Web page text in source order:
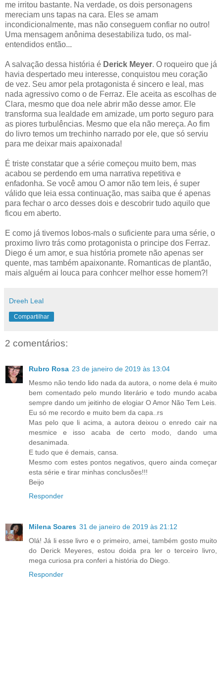
me irritou bastante. Na verdade, os dois personagens
mereciam uns tapas na cara. Eles se amam
incondicionalmente, mas não conseguem confiar no outro!
Uma mensagem anônima desestabiliza tudo, os mal-
entendidos então...
A salvação dessa história é Derick Meyer. O roqueiro que já
havia despertado meu interesse, conquistou meu coração
de vez. Seu amor pela protagonista é sincero e leal, mas
nada agressivo como o de Ferraz. Ele aceita as escolhas de
Clara, mesmo que doa nele abrir mão desse amor. Ele
transforma sua lealdade em amizade, um porto seguro para
as piores turbulências. Mesmo que ela não mereça. Ao fim
do livro temos um trechinho narrado por ele, que só serviu
para me deixar mais apaixonada!
É triste constatar que a série começou muito bem, mas
acabou se perdendo em uma narrativa repetitiva e
enfadonha. Se você amou O amor não tem leis, é super
válido que leia essa continuação, mas saiba que é apenas
para fechar o arco desses dois e descobrir tudo aquilo que
ficou em aberto.
E como já tivemos lobos-mals o suficiente para uma série, o
proximo livro trás como protagonista o principe dos Ferraz.
Diego é um amor, e sua história promete não apenas ser
quente, mas também apaixonante. Romanticas de plantão,
mais alguém ai louca para conhcer melhor esse homem?!
Dreeh Leal
Compartilhar
2 comentários:
Rubro Rosa 23 de janeiro de 2019 às 13:04
Mesmo não tendo lido nada da autora, o nome dela é muito
bem comentado pelo mundo literário e todo mundo acaba
sempre dando um jeitinho de elogiar O Amor Não Tem Leis.
Eu só me recordo e muito bem da capa..rs
Mas pelo que li acima, a autora deixou o enredo cair na
mesmice e isso acaba de certo modo, dando uma
desanimada.
E tudo que é demais, cansa.
Mesmo com estes pontos negativos, quero ainda começar
esta série e tirar minhas conclusões!!!
Beijo
Responder
Milena Soares 31 de janeiro de 2019 às 21:12
Olá! Já li esse livro e o primeiro, amei, também gosto muito
do Derick Meyeres, estou doida pra ler o terceiro livro,
mega curiosa pra conferi a história do Diego.
Responder